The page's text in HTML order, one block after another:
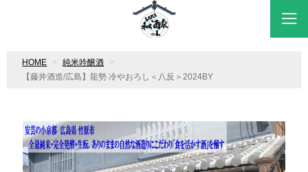
HOME
純米吟醸酒
【藤井酒造/広島】龍勢 冷やおろし＜八反＞2024BY